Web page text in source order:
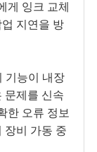
게 잉크 교체
지연을 방
기능이 내장
문제를 신속
한 오류 정보
장비 가동 중